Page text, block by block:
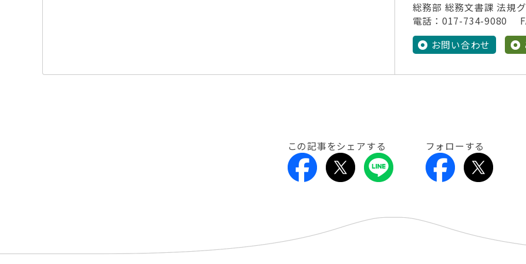
総務部 総務文書課 法規
電話：017-734-9080
お問い合わせ
この記事をシェアする フォローする